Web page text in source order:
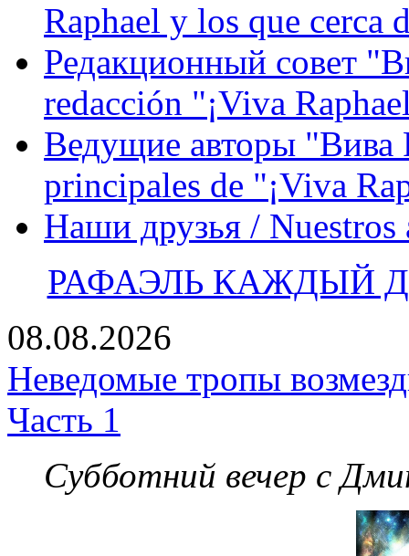
Raphael y los que cerca
Редакционный совет
redacción "¡Viva
Ведущие авторы "Вива
principales de "¡Viva
Наши друзья / Nuestros
РАФАЭЛЬ КАЖДЫЙ
08.08.2026
Неведомые тропы
Часть 1
Субботний вечер с